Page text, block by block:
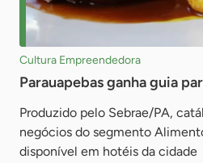
Cultura Empreendedora
Parauapebas ganha guia
Produzido pelo Sebrae/PA,
negócios do segmento
disponível em hotéis da cidade